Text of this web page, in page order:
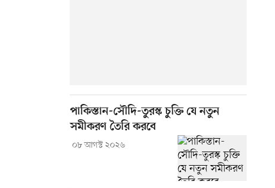
পাকিস্তান-সৌদি-তুরস্ক চুক্তি যে নতুন
সমীকরণ তৈরি করবে
০৮ আগস্ট ২০২৬